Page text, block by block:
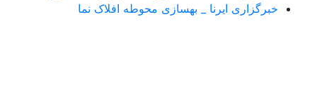
خبرگزاری ایرنا _ بهسازی محوطه افلاک نما